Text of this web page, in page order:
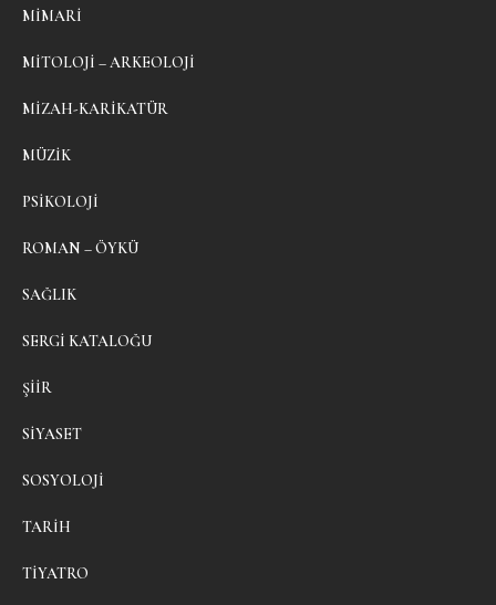
MIMARI
MITOLOJI – ARKEOLOJI
MIZAH-KARIKATÜR
MÜZIK
PSIKOLOJI
ROMAN – ÖYKÜ
SAĞLIK
SERGI KATALOĞU
ŞIIR
SIYASET
SOSYOLOJI
TARIH
TIYATRO